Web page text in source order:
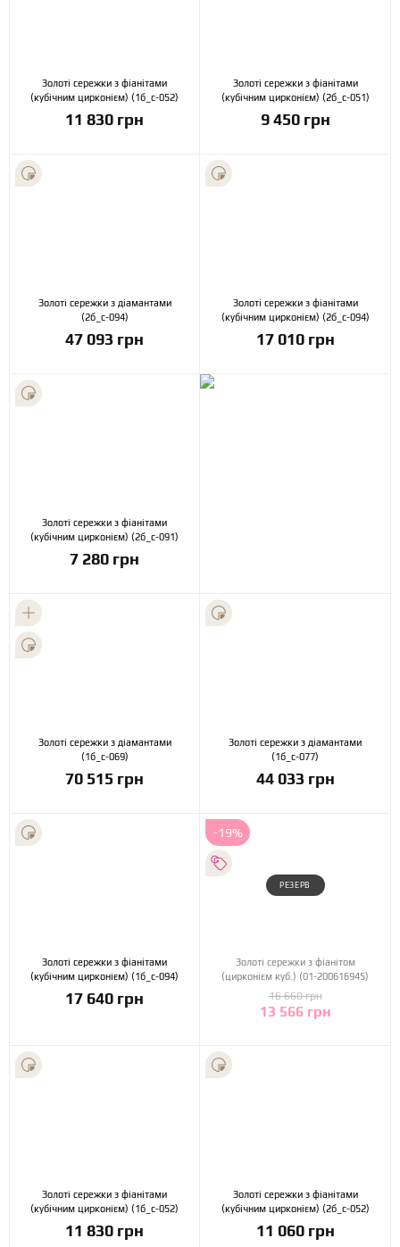
Золоті сережки з фіанітами
(кубічним цирконієм) (1б_с-052)
11 830 грн
Золоті сережки з фіанітами
(кубічним цирконієм) (2б_с-051)
9 450 грн
Золоті сережки з діамантами
(2б_с-094)
47 093 грн
Золоті сережки з фіанітами
(кубічним цирконієм) (2б_с-094)
17 010 грн
Золоті сережки з фіанітами
(кубічним цирконієм) (2б_с-091)
7 280 грн
Золоті сережки з діамантами
(1б_с-069)
70 515 грн
Золоті сережки з діамантами
(1б_с-077)
44 033 грн
Золоті сережки з фіанітами
(кубічним цирконієм) (1б_с-094)
17 640 грн
-19%
РЕЗЕРВ
Золоті сережки з фіанітом
(цирконієм куб.) (01-200616945)
13 566 грн
16 660 грн
Золоті сережки з фіанітами
(кубічним цирконієм) (1б_с-052)
11 830 грн
Золоті сережки з фіанітами
(кубічним цирконієм) (2б_с-052)
11 060 грн